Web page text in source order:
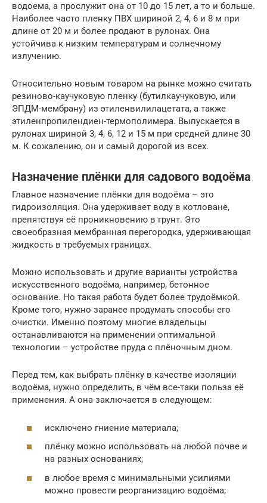
водоема, а прослужит она от 10 до 15 лет, а то и больше.
Наиболее часто пленку ПВХ шириной 2, 4, 6 и 8 м при
длине от 20 м и более продают в рулонах. Она
устойчива к низким температурам и солнечному
излучению.
Относительно новым товаром на рынке можно считать
резиново-каучуковую пленку (бутилкаучуковую, или
ЭПДМ-мембрану) из этиленвилилацетата, а также
этиленпропилендиен-термополимера. Выпускается в
рулонах шириной 3, 4, 6, 12 и 15 м при средней длине 30
м. К сожалению, он и самый дорогой из всех.
Назначение плёнки для садового водоёма
Главное назначение плёнки для водоёма – это
гидроизоляция. Она удерживает воду в котловане,
препятствуя её проникновению в грунт. Это
своеобразная мембранная перегородка, удерживающая
жидкость в требуемых границах.
Можно использовать и другие варианты устройства
искусственного водоёма, например, бетонное
основание. Но такая работа будет более трудоёмкой.
Кроме того, нужно заранее продумать способы его
очистки. Именно поэтому многие владельцы
останавливаются на применении оптимальной
технологии – устройстве пруда с плёночным дном.
Перед тем, как выбрать плёнку в качестве изоляции
водоёма, нужно определить, в чём все-таки польза её
применения. А она заключается в следующем:
исключено гниение материала;
плёнку можно использовать на любой почве и
на разных основаниях;
в любое время с минимальными усилиями
можно провести реорганизацию водоёма;